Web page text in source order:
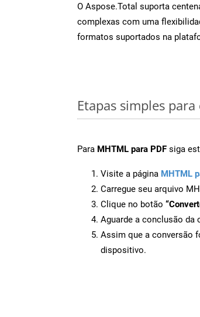
O Aspose.Total suporta
complexas com uma
formatos suportados na
Etapas simples
Para MHTML para PDF siga
Visite a página MHTML
Carregue seu arquivo
Clique no botão
Aguarde a conclusão da
Assim que a conversão
dispositivo.